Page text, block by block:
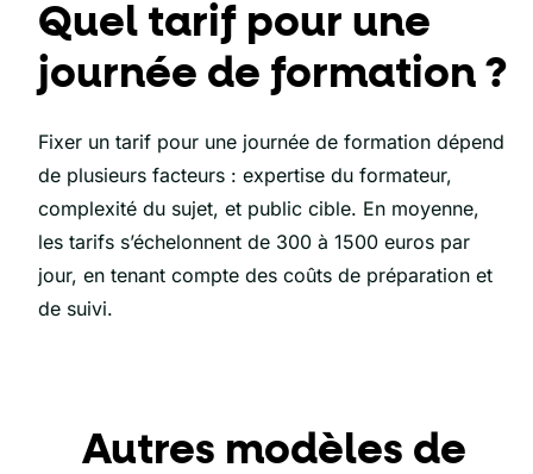
Quel tarif pour une
journée de formation ?
Fixer un tarif pour une journée de formation dépend
de plusieurs facteurs : expertise du formateur,
complexité du sujet, et public cible. En moyenne,
les tarifs s’échelonnent de 300 à 1500 euros par
jour, en tenant compte des coûts de préparation et
de suivi.
Autres modèles de